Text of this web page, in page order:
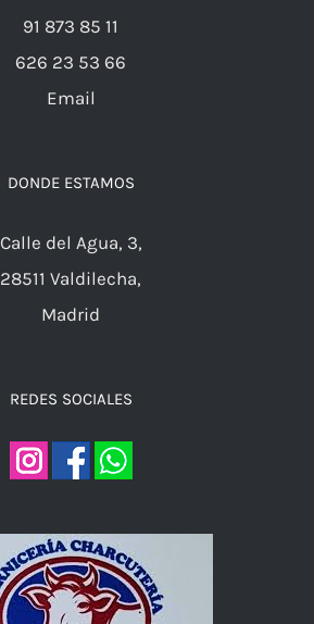
91 873 85 11
626 23 53 66
Email
DONDE ESTAMOS
Calle del Agua, 3,
28511 Valdilecha,
Madrid
REDES SOCIALES